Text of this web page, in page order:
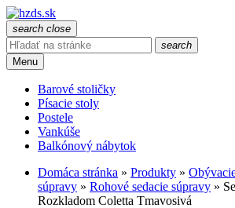
search close
search
Menu
Barové stoličky
Písacie stoly
Postele
Vankúše
Balkónový nábytok
Domáca stránka » Produkty »
súpravy » Rohové sedacie súpravy »
Rozkladom Coletta Tmavosivá